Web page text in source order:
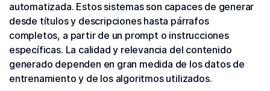
automatizada. Estos sistemas son capaces de generar
desde títulos y descripciones hasta párrafos
completos, a partir de un prompt o instrucciones
específicas. La calidad y relevancia del contenido
generado dependen en gran medida de los datos de
entrenamiento y de los algoritmos utilizados.